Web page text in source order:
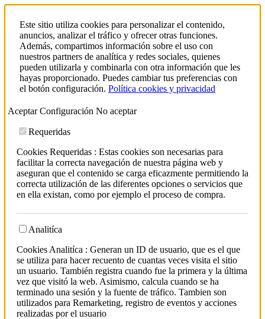
Este sitio utiliza cookies para personalizar el contenido,
anuncios, analizar el tráfico y ofrecer otras funciones.
Además, compartimos información sobre el uso con
nuestros partners de analítica y redes sociales, quienes
pueden utilizarla y combinarla con otra información que les
hayas proporcionado. Puedes cambiar tus preferencias con
el botón configuración. Política cookies y privacidad
AceptarConfiguración No aceptar
Requeridas
Cookies Requeridas : Estas cookies son necesarias para
facilitar la correcta navegación de nuestra página web y
aseguran que el contenido se carga eficazmente permitiendo la
correcta utilización de las diferentes opciones o servicios que
en ella existan, como por ejemplo el proceso de compra.
Analitíca
Cookies Analitíca : Generan un ID de usuario, que es el que
se utiliza para hacer recuento de cuantas veces visita el sitio
un usuario. También registra cuando fue la primera y la última
vez que visitó la web. Asimismo, calcula cuando se ha
terminado una sesión y la fuente de tráfico. Tambien son
utilizados para Remarketing, registro de eventos y acciones
realizadas por el usuario